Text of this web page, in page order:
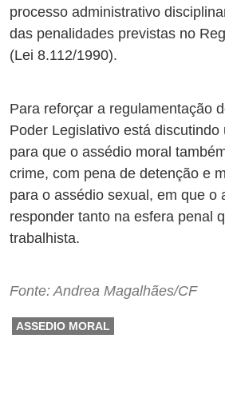
processo administrativo
das penalidades previstas no
(Lei 8.112/1990).
Para reforçar a regulamentação
Poder Legislativo está discutindo
para que o assédio moral
crime, com pena de detenção e
para o assédio sexual, em que o
responder tanto na esfera penal
trabalhista.
Fonte: Andrea Magalhães/CF
ASSEDIO MORAL